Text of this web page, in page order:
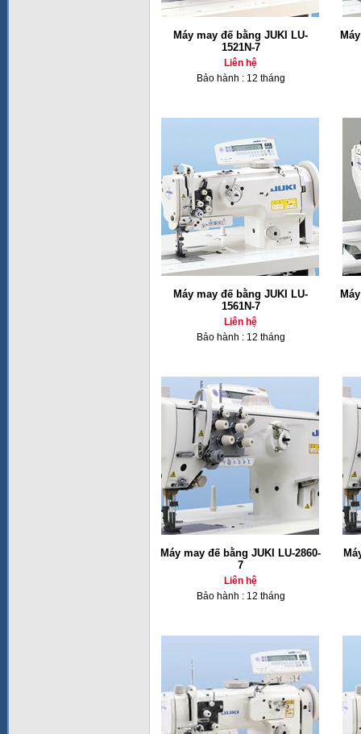
Máy may đế bằng JUKI LU-
1521N-7
Liên hệ
Bảo hành : 12 tháng
Máy may đế bằng JUKI LU-
1561N-7
Liên hệ
Bảo hành : 12 tháng
Máy may đế bằng JUKI LU-2860-
7
Liên hệ
Bảo hành : 12 tháng